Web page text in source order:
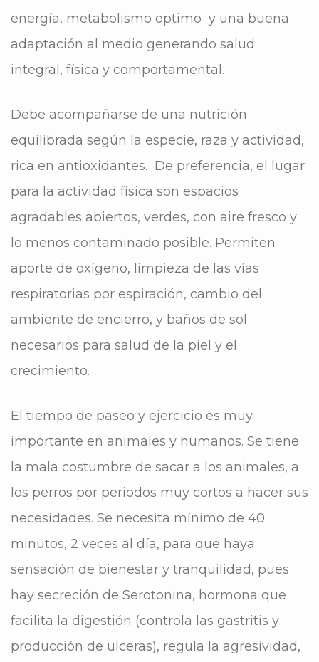
energía, metabolismo optimo y una buena
adaptación al medio generando salud
integral, física y comportamental.
Debe acompañarse de una nutrición
equilibrada según la especie, raza y actividad,
rica en antioxidantes. De preferencia, el lugar
para la actividad física son espacios
agradables abiertos, verdes, con aire fresco y
lo menos contaminado posible. Permiten
aporte de oxígeno, limpieza de las vías
respiratorias por espiración, cambio del
ambiente de encierro, y baños de sol
necesarios para salud de la piel y el
crecimiento.
El tiempo de paseo y ejercicio es muy
importante en animales y humanos. Se tiene
la mala costumbre de sacar a los animales, a
los perros por periodos muy cortos a hacer sus
necesidades. Se necesita mínimo de 40
minutos, 2 veces al día, para que haya
sensación de bienestar y tranquilidad, pues
hay secreción de Serotonina, hormona que
facilita la digestión (controla las gastritis y
producción de ulceras), regula la agresividad,